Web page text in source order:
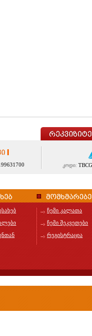
კოდი:
ჩემი კალათა
ჩემი შეკვეთები
რეგისტრაცია